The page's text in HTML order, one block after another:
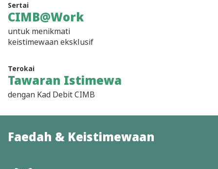
Sertai
CIMB@Work
untuk menikmati
keistimewaan eksklusif
Terokai
Tawaran Istimewa
dengan Kad Debit CIMB
Faedah & Keistimewaan